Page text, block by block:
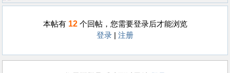
本帖有 12个回帖，您需要登录后才能浏览
登录
注册